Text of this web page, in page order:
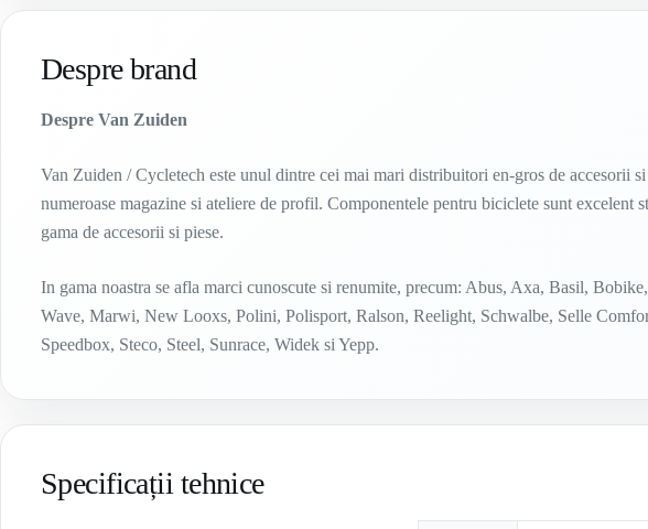
Despre brand
Despre Van Zuiden
Van Zuiden / Cycletech este unul dintre cei mai mari distribuitori en-gros de accesorii
numeroase magazine si ateliere de profil. Componentele pentru biciclete sunt excelent
gama de accesorii si piese.
In gama noastra se afla marci cunoscute si renumite, precum: Abus, Axa, Basil,
Wave, Marwi, New Looxs, Polini, Polisport, Ralson, Reelight, Schwalbe, Selle
Speedbox, Steco, Steel, Sunrace, Widek si Yepp.
Specificații tehnice